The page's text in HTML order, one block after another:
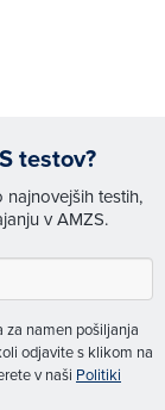
testov?
testih,
v AMZS.
za namen pošiljanja
odjavite s klikom na
v naši Politiki